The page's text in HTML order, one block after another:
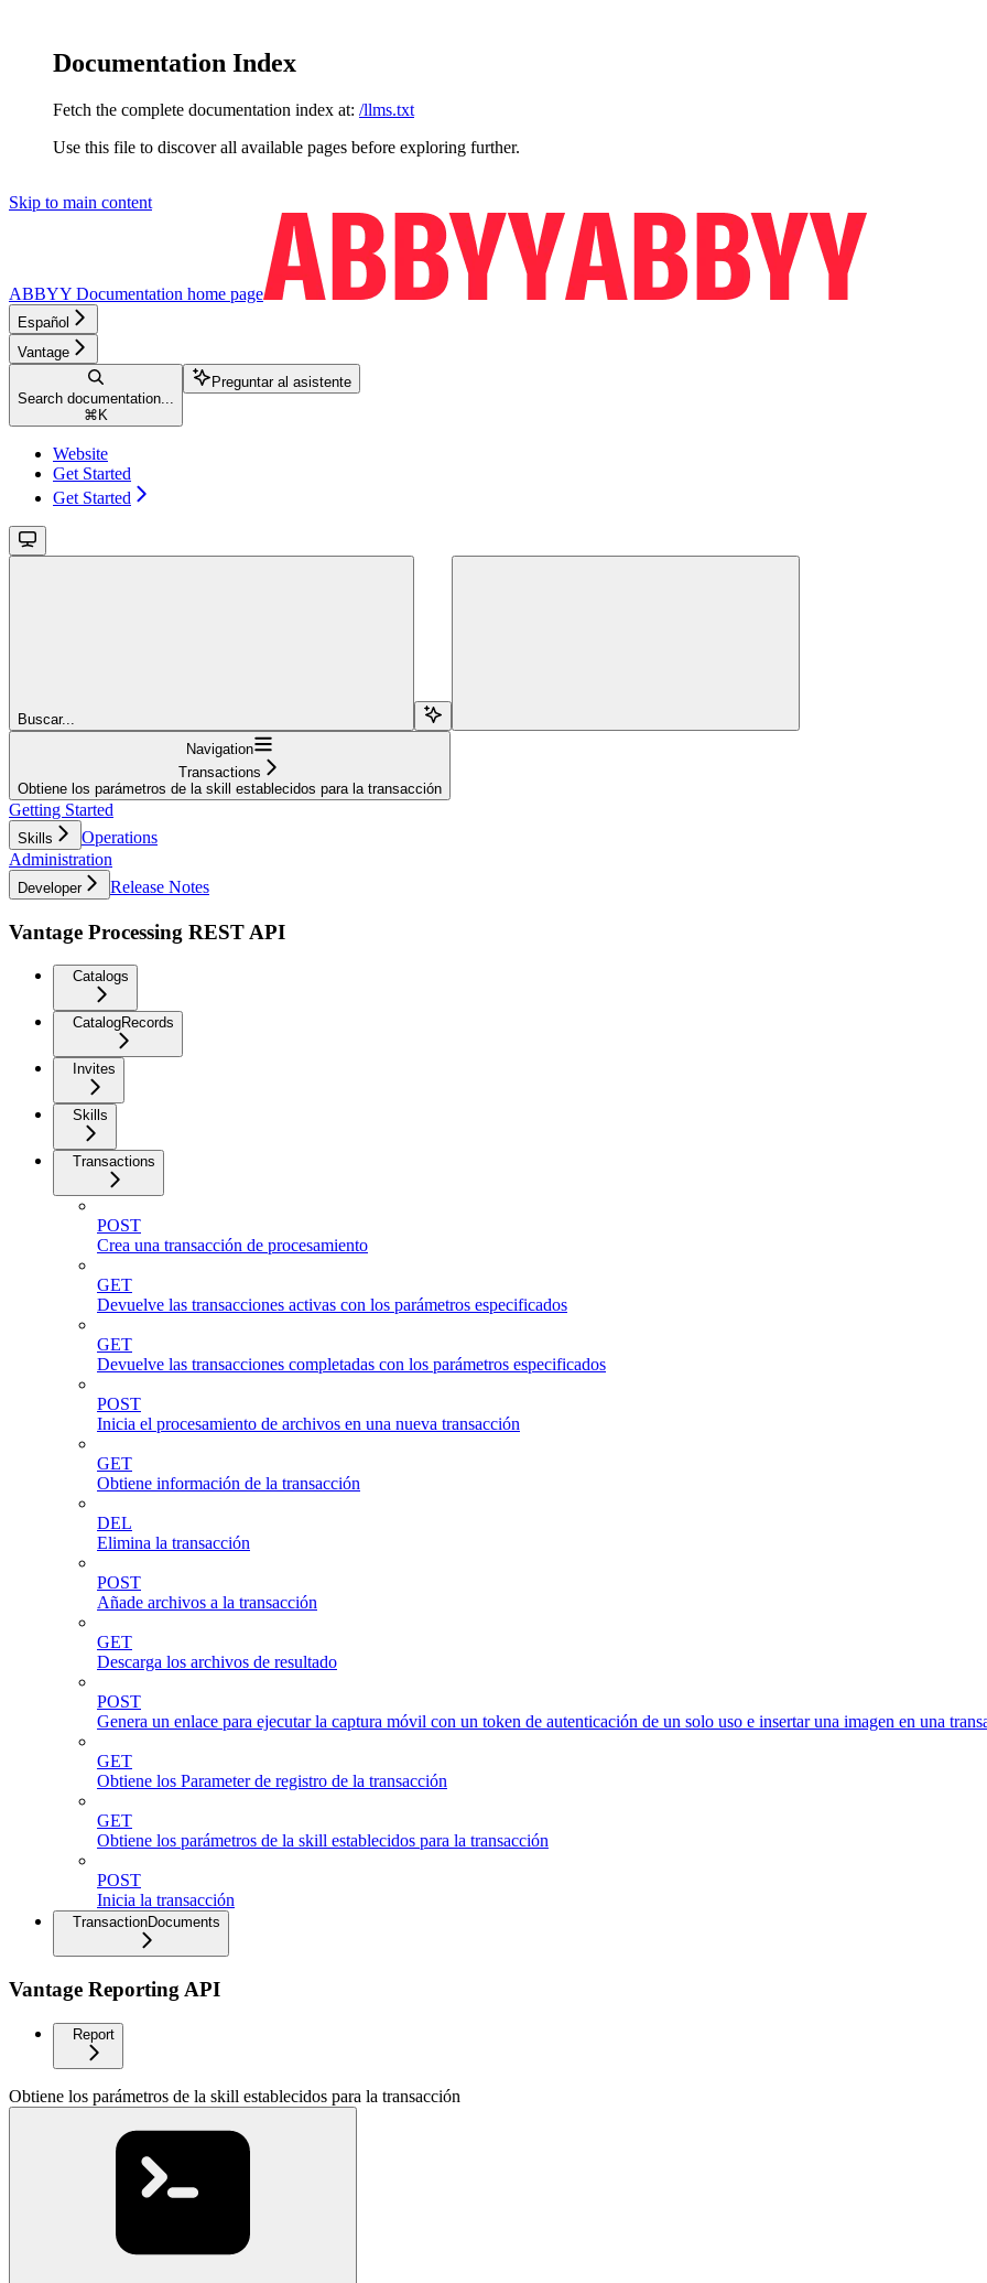
Documentation Index
Fetch the complete documentation index at: /llms.txt
Use this file to discover all available pages before exploring further.
Skip to main content
ABBYY Documentation home page
Español
Vantage
Search documentation...
⌘ K
Preguntar al asistente
Website
Get Started
Get Started
Buscar...
Navigation
Transactions
Obtiene los parámetros de la skill establecidos para la transacción
Getting Started
Skills
Operations
Administration
Developer Release Notes
Vantage Processing REST API
Catalogs
CatalogRecords
Invites
Skills
Transactions
POST
Crea una transacción de procesamiento
GET
Devuelve las transacciones activas con los parámetros especificados
GET
Devuelve las transacciones completadas con los parámetros especificados
POST
Inicia el procesamiento de archivos en una nueva transacción
GET
Obtiene información de la transacción
DEL
Elimina la transacción
POST
Añade archivos a la transacción
GET
Descarga los archivos de resultado
POST
Genera un enlace para ejecutar la captura móvil con un token de autenticación de un solo uso e insertar una imagen en una
GET
Obtiene los Parameter de registro de la transacción
GET
Obtiene los parámetros de la skill establecidos para la transacción
POST
Inicia la transacción
TransactionDocuments
Vantage Reporting API
Report
Obtiene los parámetros de la skill establecidos para la transacción